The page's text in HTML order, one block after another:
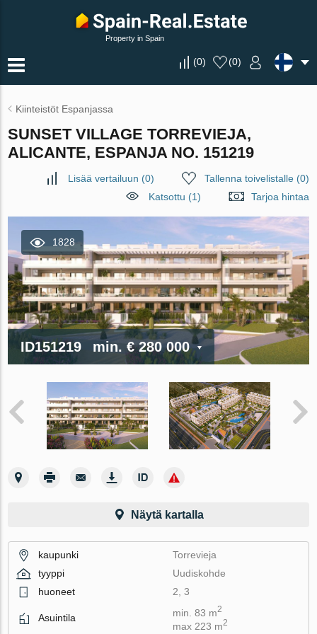
Property in Spain
(0) (0)
Kiinteistöt Espanjassa
SUNSET VILLAGE TORREVIEJA,
ALICANTE, ESPANJA NO. 151219
Lisää vertailuun (0) Tallenna toivelistalle(0)
Katsottu (1)
Tarjoa hintaa
1828
ID151219 min. € 280 000
Näytä kartalla
kaupunki
Torrevieja
tyyppi
Uudiskohde
huoneet
2, 3
Asuintila min. 83 m2
max 223 m2